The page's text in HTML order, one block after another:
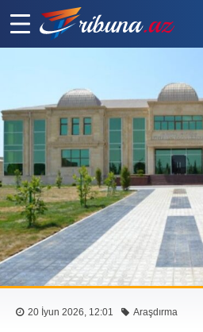
20 İyun 2026, 12:01 Araşdırma